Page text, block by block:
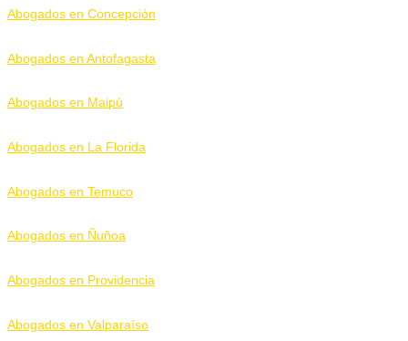
Abogados en Concepción
Abogados en Antofagasta
Abogados en Maipú
Abogados en La Florida
Abogados en Temuco
Abogados en Ñuñoa
Abogados en Providencia
Abogados en Valparaíso